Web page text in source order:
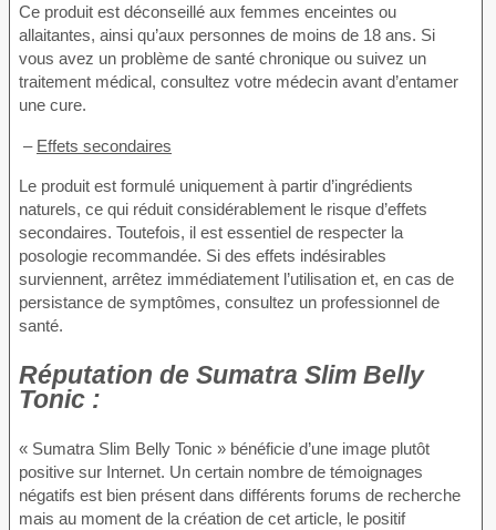
Ce produit est déconseillé aux femmes enceintes ou
allaitantes, ainsi qu’aux personnes de moins de 18 ans. Si
vous avez un problème de santé chronique ou suivez un
traitement médical, consultez votre médecin avant d’entamer
une cure.
– Effets secondaires
Le produit est formulé uniquement à partir d’ingrédients
naturels, ce qui réduit considérablement le risque d’effets
secondaires. Toutefois, il est essentiel de respecter la
posologie recommandée. Si des effets indésirables
surviennent, arrêtez immédiatement l’utilisation et, en cas de
persistance de symptômes, consultez un professionnel de
santé.
Réputation de Sumatra Slim Belly
Tonic :
« Sumatra Slim Belly Tonic » bénéficie d’une image plutôt
positive sur Internet. Un certain nombre de témoignages
négatifs est bien présent dans différents forums de recherche
mais au moment de la création de cet article, le positif